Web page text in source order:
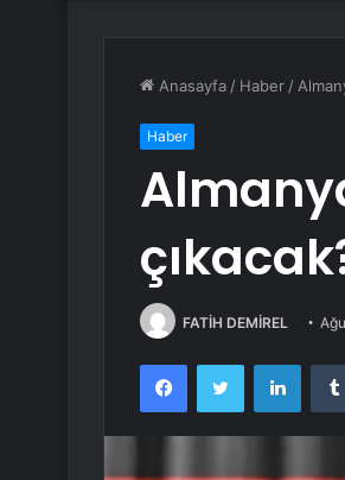
Anasayfa / Haber /
Haber
FATİH DEMİREL
FacebookTwitter